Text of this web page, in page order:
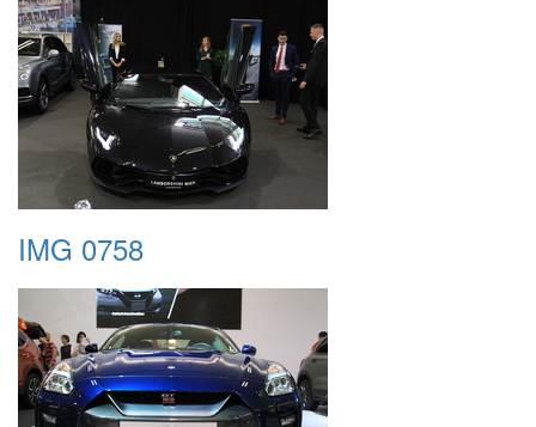
IMG 0758